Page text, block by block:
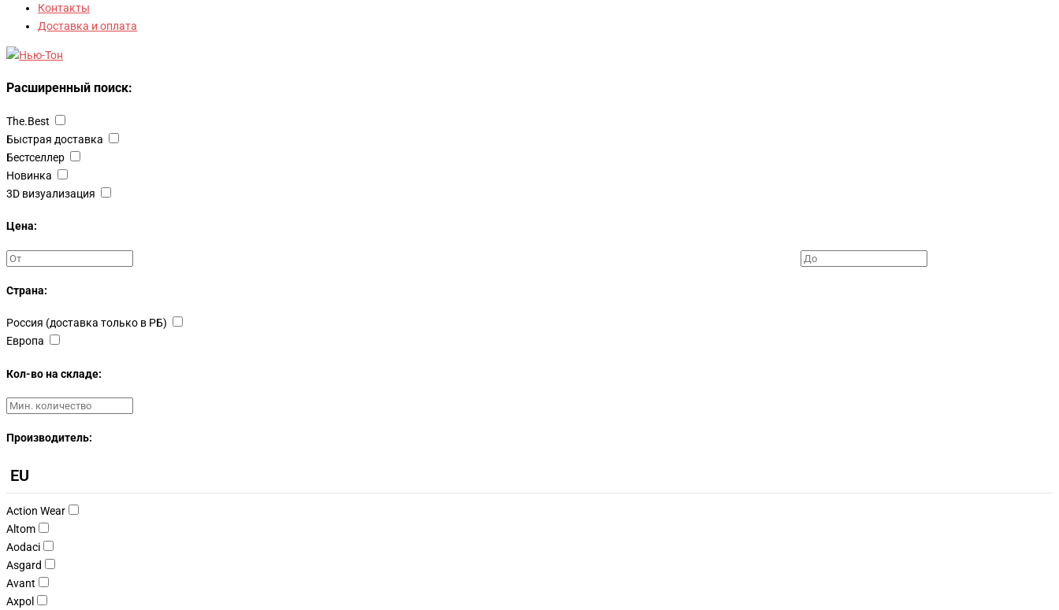
Контакты
Доставка и оплата
Расширенный поиск:
The.Best
Быстрая доставка
Бестселлер
Новинка
3D визуализация
Цена:
Страна:
Россия (доставка только в РБ)
Европа
Кол-во на складе:
Производитель:
EU
Action Wear
Altom
Aodaci
Asgard
Avant
Axpol